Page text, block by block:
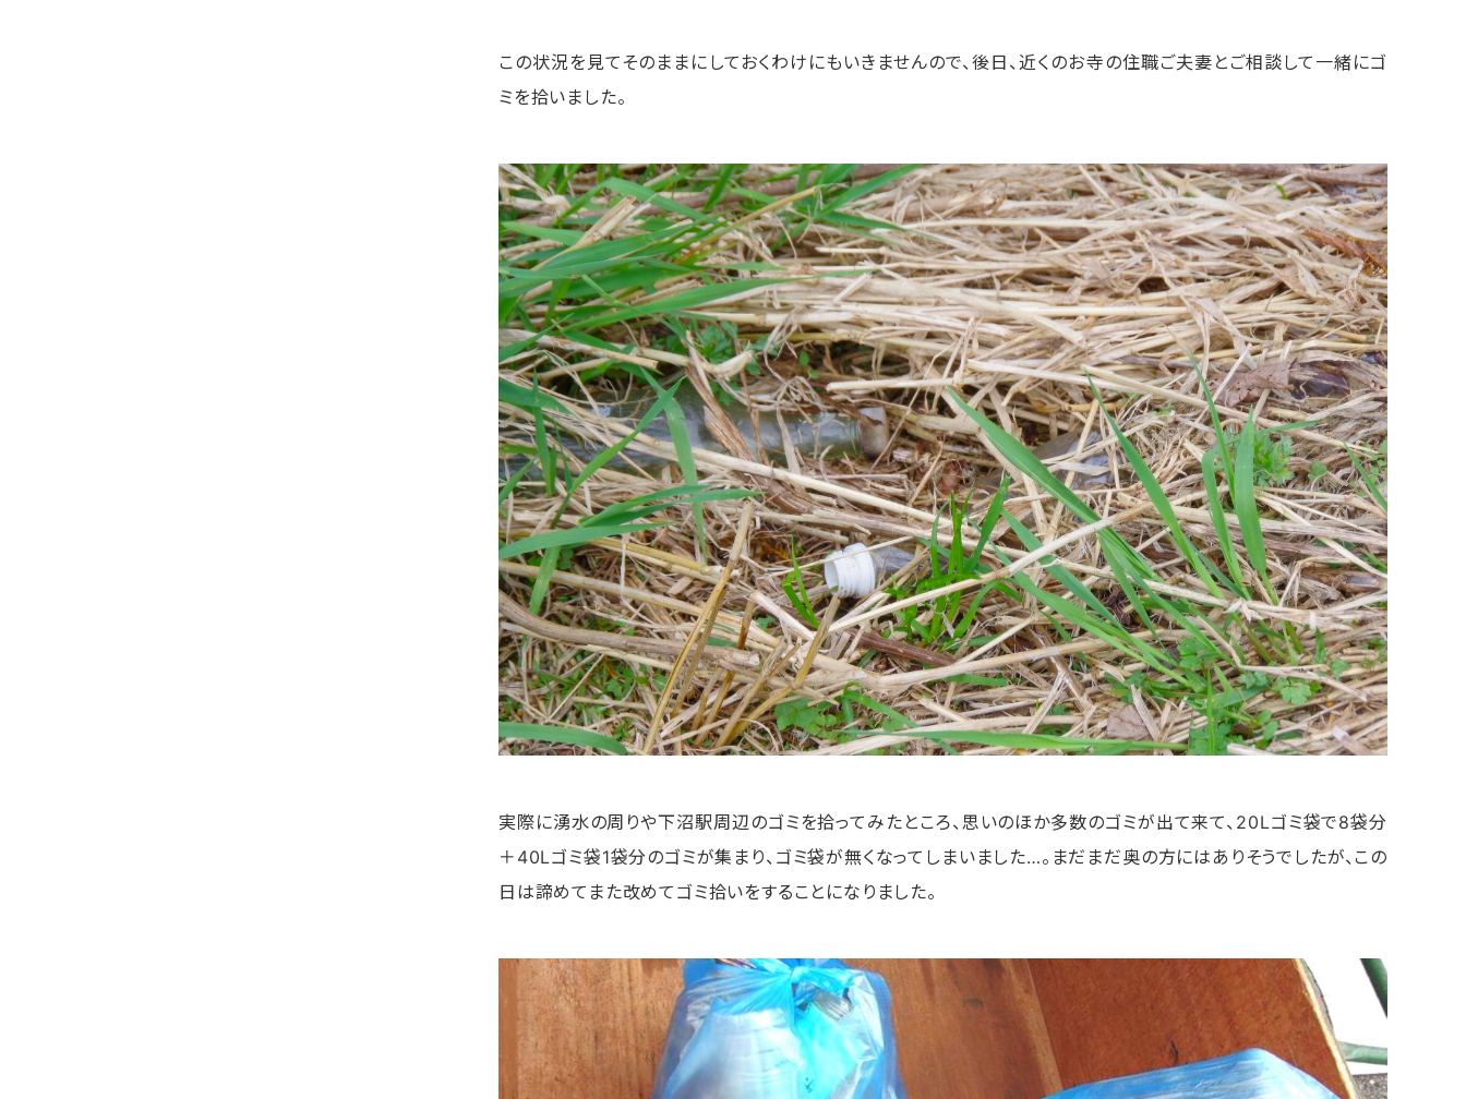
この状況を見てそのままにしておくわけにもいきませんので、後日、近くのお寺の住職ご夫妻とご相談して一緒にゴ
ミを拾いました。
実際に湧水の周りや下沼駅周辺のゴミを拾ってみたところ、思いのほか多数のゴミが出て来て、20Lゴミ袋で8袋分
＋40Lゴミ袋1袋分のゴミが集まり、ゴミ袋が無くなってしまいました…。まだまだ奥の方にはありそうでしたが、この
日は諦めてまた改めてゴミ拾いをすることになりました。